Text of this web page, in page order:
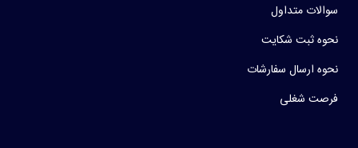
سوالات متداول
نحوه ثبت شکایت
نحوه ارسال سفارشات
فرصت شغلی